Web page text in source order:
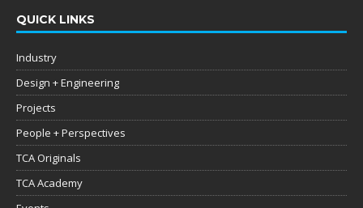
QUICK LINKS
Industry
Design + Engineering
Projects
People + Perspectives
TCA Originals
TCA Academy